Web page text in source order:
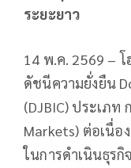
ระยะยาว
14 พ.ค. 2569 –
ดัชนีความยั่งยืน
(DJBIC) ประเภท
Markets) ต่อเนื่อ
ในการดำเนินธุร